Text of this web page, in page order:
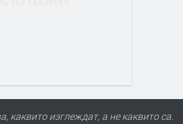
каквито изглеждат, а не каквито са.